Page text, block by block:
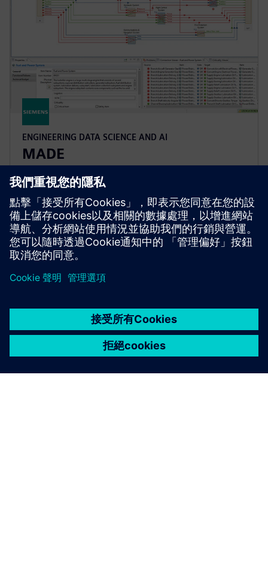
ENGINEERING DATA SCIENCE AND AI
MADE
Maintenance Aware Design Ecosystem (MADE)
design for complex engineering systems.